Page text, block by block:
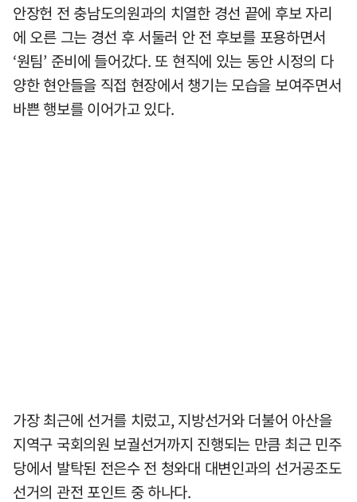
안장헌 전 충남도의원과의 치열한 경선 끝에 후보 자리
에 오른 그는 경선 후 서둘러 안 전 후보를 포용하면서
‘원팀’ 준비에 들어갔다. 또 현직에 있는 동안 시정의 다
양한 현안들을 직접 현장에서 챙기는 모습을 보여주면서
바쁜 행보를 이어가고 있다.
가장 최근에 선거를 치렀고, 지방선거와 더불어 아산을
지역구 국회의원 보궐선거까지 진행되는 만큼 최근 민주
당에서 발탁된 전은수 전 청와대 대변인과의 선거공조도
선거의 관전 포인트 중 하나다.